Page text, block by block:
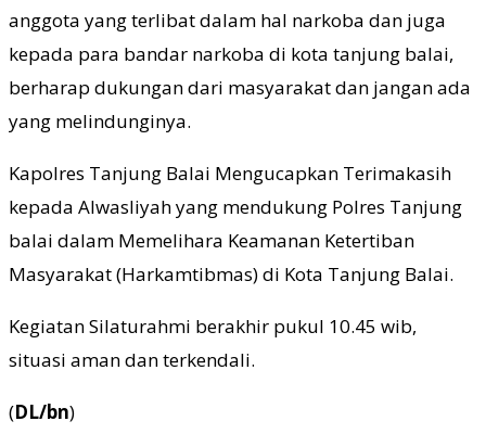
anggota yang terlibat dalam hal narkoba dan juga
kepada para bandar narkoba di kota tanjung balai,
berharap dukungan dari masyarakat dan jangan ada
yang melindunginya.
Kapolres Tanjung Balai Mengucapkan Terimakasih
kepada Alwasliyah yang mendukung Polres Tanjung
balai dalam Memelihara Keamanan Ketertiban
Masyarakat (Harkamtibmas) di Kota Tanjung Balai.
Kegiatan Silaturahmi berakhir pukul 10.45 wib,
situasi aman dan terkendali.
(DL/bn)